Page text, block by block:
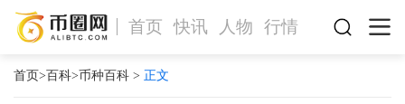
首页 快讯 人物 行情
首页>百科>币种百科> 正文